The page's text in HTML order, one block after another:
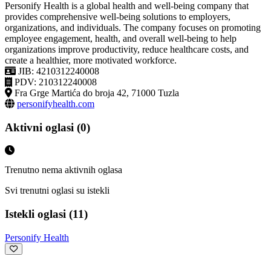
Personify Health is a global health and well-being company that
provides comprehensive well-being solutions to employers,
organizations, and individuals. The company focuses on promoting
employee engagement, health, and overall well-being to help
organizations improve productivity, reduce healthcare costs, and
create a healthier, more motivated workforce.
JIB: 4210312240008
PDV: 210312240008
Fra Grge Martića do broja 42, 71000 Tuzla
personifyhealth.com
Aktivni oglasi (0)
Trenutno nema aktivnih oglasa
Svi trenutni oglasi su istekli
Istekli oglasi (11)
Personify Health